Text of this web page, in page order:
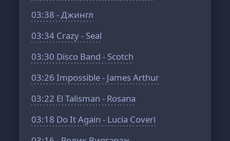
03:38 - Джингл
03:34 Crazy - Seal
03:30 Disco Band - Scotch
03:26 Impossible - James Arthur
03:22 El Talisman - Rosana
03:18 Do It Again - Lucia Coveri